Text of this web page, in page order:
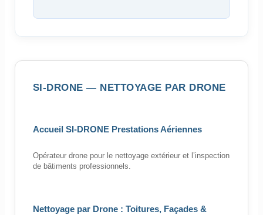
SI-DRONE — NETTOYAGE PAR DRONE
Accueil SI-DRONE Prestations Aériennes
Opérateur drone pour le nettoyage extérieur et l’inspection
de bâtiments professionnels.
Nettoyage par Drone : Toitures, Façades &